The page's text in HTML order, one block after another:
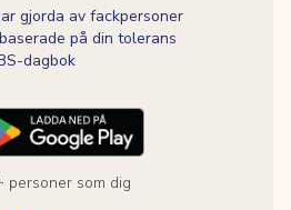
gjorda av fackpersoner
på din tolerans
dagbok
personer som dig